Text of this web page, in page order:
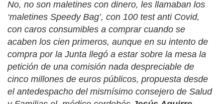
No, no son maletines con dinero, les llamaban los
‘maletines Speedy Bag’, con 100 test anti Covid,
con caros consumibles a comprar cuando se
acaben los cien primeros, aunque en su intento de
compra por la Junta llegó a estar sobre la mesa la
petición de una comisión nada despreciable de
cinco millones de euros públicos, propuesta desde
el antedespacho del mismísimo consejero de Salud